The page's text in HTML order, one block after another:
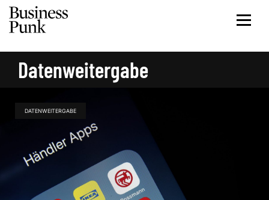
Datenweitergabe
DATENWEITERGABE